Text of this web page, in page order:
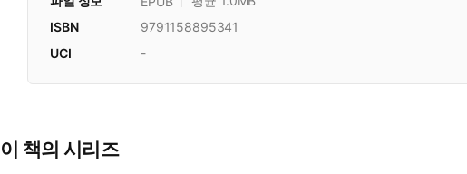
ISBN
9791158895341
UCI
-
이 책의 시리즈